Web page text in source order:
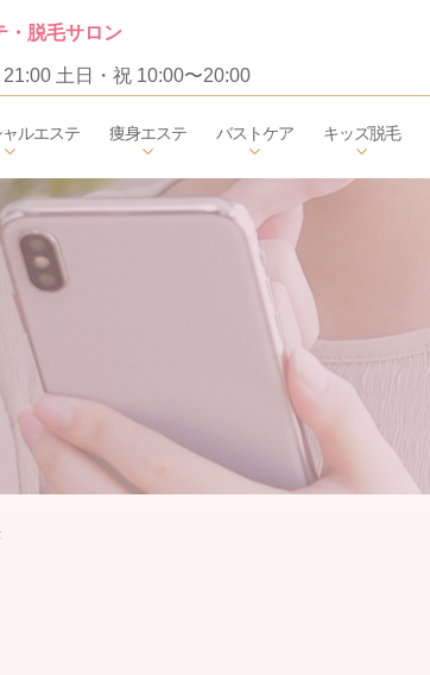
・脱毛サロン
土日・祝 10:00〜20:00
ルエステ 痩身エステ バストケア キッズ脱毛